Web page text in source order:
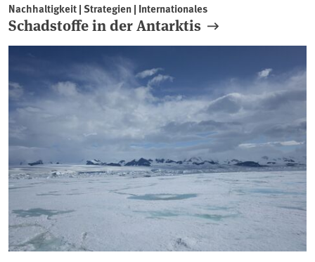
Nachhaltigkeit | Strategien | Internationales
Schadstoffe in der Antarktis